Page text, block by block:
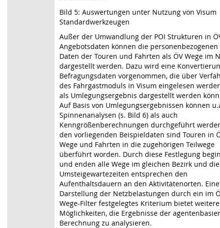
Bild 5: Auswertungen unter Nutzung von Visum
Standardwerkzeugen
Außer der Umwandlung der POI Strukturen in
Angebotsdaten können die personenbezogenen
Daten der Touren und Fahrten als ÖV Wege im
dargestellt werden. Dazu wird eine
Befragungsdaten vorgenommen, die über
des Fahrgastmoduls in Visum eingelesen
als Umlegungsergebnis dargestellt werden
Auf Basis von Umlegungsergebnissen können
Spinnenanalysen (s. Bild 6) als auch
Kenngrößenberechnungen durchgeführt
den vorliegenden Beispieldaten sind Touren in
Wege und Fahrten in die zugehörigen Teilwege
überführt worden. Durch diese Festlegung
und enden alle Wege im gleichen Bezirk und die
Umsteigewartezeiten entsprechen den
Aufenthaltsdauern an den Aktivitätenorten. Eine
Darstellung der Netzbelastungen durch ein im
Wege-Filter festgelegtes Kriterium bietet weitere
Möglichkeiten, die Ergebnisse der
Berechnung zu analysieren.